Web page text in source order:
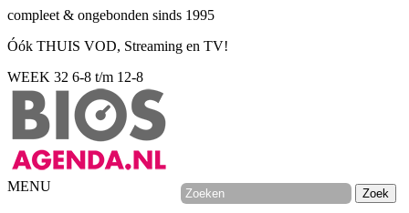
compleet & ongebonden sinds 1995
Óók THUIS VOD, Streaming en TV!
WEEK 32 6-8 t/m 12-8
MENU